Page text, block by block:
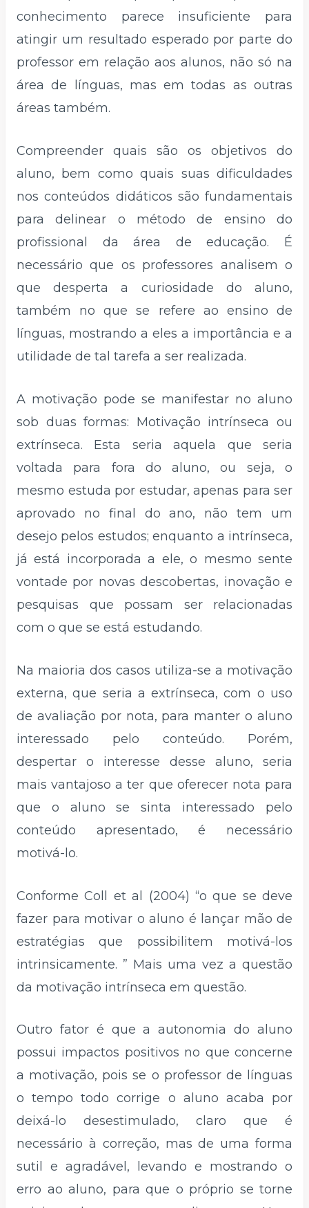
conhecimento parece insuficiente para
atingir um resultado esperado por parte do
professor em relação aos alunos, não só na
área de línguas, mas em todas as outras
áreas também.
Compreender quais são os objetivos do
aluno, bem como quais suas dificuldades
nos conteúdos didáticos são fundamentais
para delinear o método de ensino do
profissional da área de educação. É
necessário que os professores analisem o
que desperta a curiosidade do aluno,
também no que se refere ao ensino de
línguas, mostrando a eles a importância e a
utilidade de tal tarefa a ser realizada.
A motivação pode se manifestar no aluno
sob duas formas: Motivação intrínseca ou
extrínseca. Esta seria aquela que seria
voltada para fora do aluno, ou seja, o
mesmo estuda por estudar, apenas para ser
aprovado no final do ano, não tem um
desejo pelos estudos; enquanto a intrínseca,
já está incorporada a ele, o mesmo sente
vontade por novas descobertas, inovação e
pesquisas que possam ser relacionadas
com o que se está estudando.
Na maioria dos casos utiliza-se a motivação
externa, que seria a extrínseca, com o uso
de avaliação por nota, para manter o aluno
interessado pelo conteúdo. Porém,
despertar o interesse desse aluno, seria
mais vantajoso a ter que oferecer nota para
que o aluno se sinta interessado pelo
conteúdo apresentado, é necessário
motivá-lo.
Conforme Coll et al (2004) “o que se deve
fazer para motivar o aluno é lançar mão de
estratégias que possibilitem motivá-los
intrinsicamente. ” Mais uma vez a questão
da motivação intrínseca em questão.
Outro fator é que a autonomia do aluno
possui impactos positivos no que concerne
a motivação, pois se o professor de línguas
o tempo todo corrige o aluno acaba por
deixá-lo desestimulado, claro que é
necessário à correção, mas de uma forma
sutil e agradável, levando e mostrando o
erro ao aluno, para que o próprio se torne